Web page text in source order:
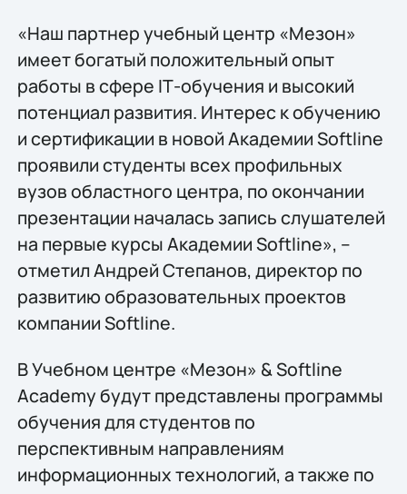
«Наш партнер учебный центр «Мезон»
имеет богатый положительный опыт
работы в сфере IТ-обучения и высокий
потенциал развития. Интерес к обучению
и сертификации в новой Академии Softline
проявили студенты всех профильных
вузов областного центра, по окончании
презентации началась запись слушателей
на первые курсы Академии Softline», –
отметил Андрей Степанов, директор по
развитию образовательных проектов
компании Softline.
В Учебном центре «Мезон» & Softline
Academy будут представлены программы
обучения для студентов по
перспективным направлениям
информационных технологий, а также по